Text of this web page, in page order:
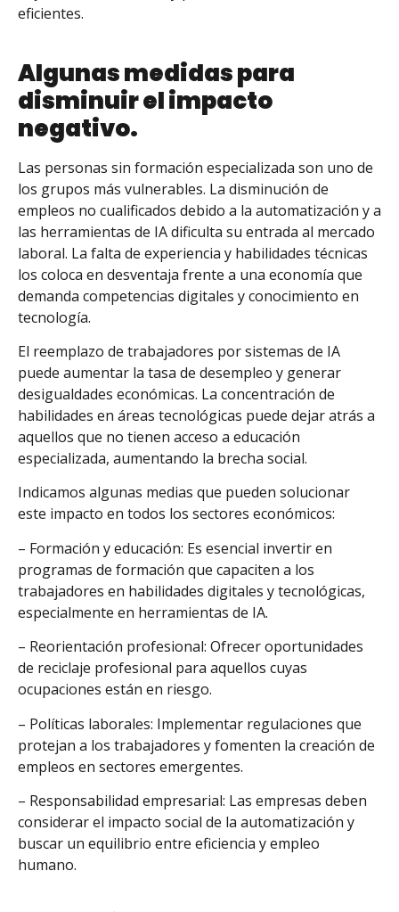
eficientes.
Algunas medidas para
disminuir el impacto
negativo.
Las personas sin formación especializada son uno de
los grupos más vulnerables. La disminución de
empleos no cualificados debido a la automatización y a
las herramientas de IA dificulta su entrada al mercado
laboral. La falta de experiencia y habilidades técnicas
los coloca en desventaja frente a una economía que
demanda competencias digitales y conocimiento en
tecnología.
El reemplazo de trabajadores por sistemas de IA
puede aumentar la tasa de desempleo y generar
desigualdades económicas. La concentración de
habilidades en áreas tecnológicas puede dejar atrás a
aquellos que no tienen acceso a educación
especializada, aumentando la brecha social.
Indicamos algunas medias que pueden solucionar
este impacto en todos los sectores económicos:
– Formación y educación: Es esencial invertir en
programas de formación que capaciten a los
trabajadores en habilidades digitales y tecnológicas,
especialmente en herramientas de IA.
– Reorientación profesional: Ofrecer oportunidades
de reciclaje profesional para aquellos cuyas
ocupaciones están en riesgo.
– Políticas laborales: Implementar regulaciones que
protejan a los trabajadores y fomenten la creación de
empleos en sectores emergentes.
– Responsabilidad empresarial: Las empresas deben
considerar el impacto social de la automatización y
buscar un equilibrio entre eficiencia y empleo
humano.